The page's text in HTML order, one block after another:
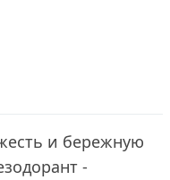
и бережную
-